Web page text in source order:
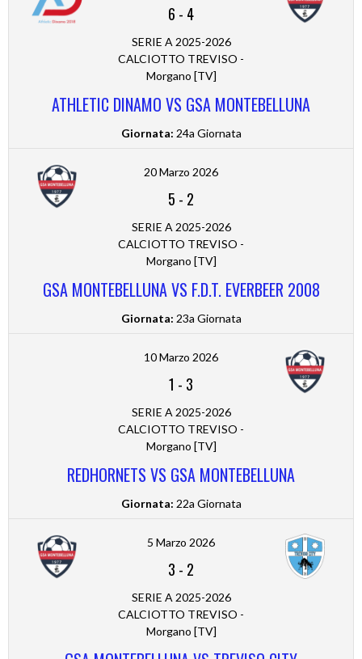
6 - 4
SERIE A 2025-2026
CALCIOTTO TREVISO -
Morgano [TV]
ATHLETIC DINAMO VS GSA MONTEBELLUNA
Giornata: 24a Giornata
20 Marzo 2026
5 - 2
SERIE A 2025-2026
CALCIOTTO TREVISO -
Morgano [TV]
GSA MONTEBELLUNA VS F.D.T. EVERBEER 2008
Giornata: 23a Giornata
10 Marzo 2026
1 - 3
SERIE A 2025-2026
CALCIOTTO TREVISO -
Morgano [TV]
REDHORNETS VS GSA MONTEBELLUNA
Giornata: 22a Giornata
5 Marzo 2026
3 - 2
SERIE A 2025-2026
CALCIOTTO TREVISO -
Morgano [TV]